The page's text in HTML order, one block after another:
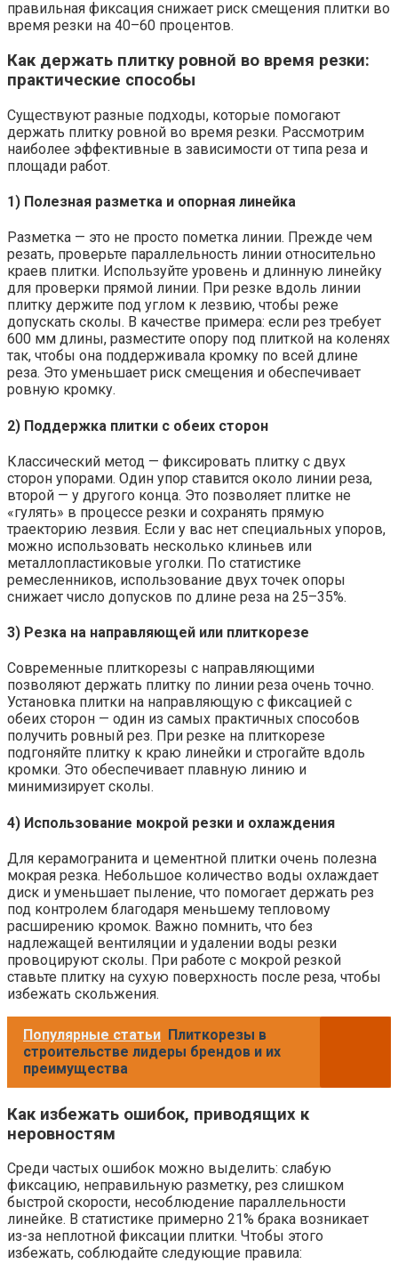
правильная фиксация снижает риск смещения плитки во
время резки на 40–60 процентов.
Как держать плитку ровной во время резки:
практические способы
Существуют разные подходы, которые помогают
держать плитку ровной во время резки. Рассмотрим
наиболее эффективные в зависимости от типа реза и
площади работ.
1) Полезная разметка и опорная линейка
Разметка — это не просто пометка линии. Прежде чем
резать, проверьте параллельность линии относительно
краев плитки. Используйте уровень и длинную линейку
для проверки прямой линии. При резке вдоль линии
плитку держите под углом к лезвию, чтобы реже
допускать сколы. В качестве примера: если рез требует
600 мм длины, разместите опору под плиткой на коленях
так, чтобы она поддерживала кромку по всей длине
реза. Это уменьшает риск смещения и обеспечивает
ровную кромку.
2) Поддержка плитки с обеих сторон
Классический метод — фиксировать плитку с двух
сторон упорами. Один упор ставится около линии реза,
второй — у другого конца. Это позволяет плитке не
«гулять» в процессе резки и сохранять прямую
траекторию лезвия. Если у вас нет специальных упоров,
можно использовать несколько клиньев или
металлопластиковые уголки. По статистике
ремесленников, использование двух точек опоры
снижает число допусков по длине реза на 25–35%.
3) Резка на направляющей или плиткорезе
Современные плиткорезы с направляющими
позволяют держать плитку по линии реза очень точно.
Установка плитки на направляющую с фиксацией с
обеих сторон — один из самых практичных способов
получить ровный рез. При резке на плиткорезе
подгоняйте плитку к краю линейки и строгайте вдоль
кромки. Это обеспечивает плавную линию и
минимизирует сколы.
4) Использование мокрой резки и охлаждения
Для керамогранита и цементной плитки очень полезна
мокрая резка. Небольшое количество воды охлаждает
диск и уменьшает пыление, что помогает держать рез
под контролем благодаря меньшему тепловому
расширению кромок. Важно помнить, что без
надлежащей вентиляции и удалении воды резки
провоцируют сколы. При работе с мокрой резкой
ставьте плитку на сухую поверхность после реза, чтобы
избежать скольжения.
Популярные статьи Плиткорезы в
строительстве лидеры брендов и их
преимущества
Как избежать ошибок, приводящих к
неровностям
Среди частых ошибок можно выделить: слабую
фиксацию, неправильную разметку, рез слишком
быстрой скорости, несоблюдение параллельности
линейке. В статистике примерно 21% брака возникает
из-за неплотной фиксации плитки. Чтобы этого
избежать, соблюдайте следующие правила: